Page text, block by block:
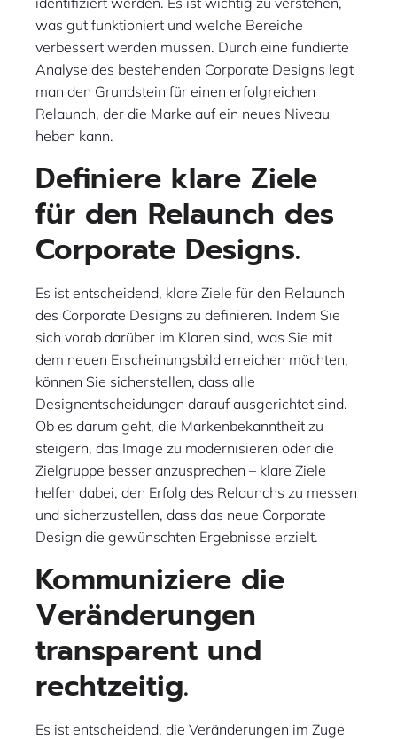
was gut funktioniert und welche Bereiche
verbessert werden müssen. Durch eine fundierte
Analyse des bestehenden Corporate Designs legt
man den Grundstein für einen erfolgreichen
Relaunch, der die Marke auf ein neues Niveau
heben kann.
Definiere klare Ziele
für den Relaunch des
Corporate Designs.
Es ist entscheidend, klare Ziele für den Relaunch
des Corporate Designs zu definieren. Indem Sie
sich vorab darüber im Klaren sind, was Sie mit
dem neuen Erscheinungsbild erreichen möchten,
können Sie sicherstellen, dass alle
Designentscheidungen darauf ausgerichtet sind.
Ob es darum geht, die Markenbekanntheit zu
steigern, das Image zu modernisieren oder die
Zielgruppe besser anzusprechen – klare Ziele
helfen dabei, den Erfolg des Relaunchs zu messen
und sicherzustellen, dass das neue Corporate
Design die gewünschten Ergebnisse erzielt.
Kommuniziere die
Veränderungen
transparent und
rechtzeitig.
Es ist entscheidend, die Veränderungen im Zuge